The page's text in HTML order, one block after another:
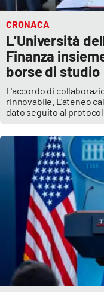
APP
Android
Apple
CRONACA
L’Università
Finanza
borse di studio
L'accordo di
rinnovabile. L'ateneo
dato seguito al